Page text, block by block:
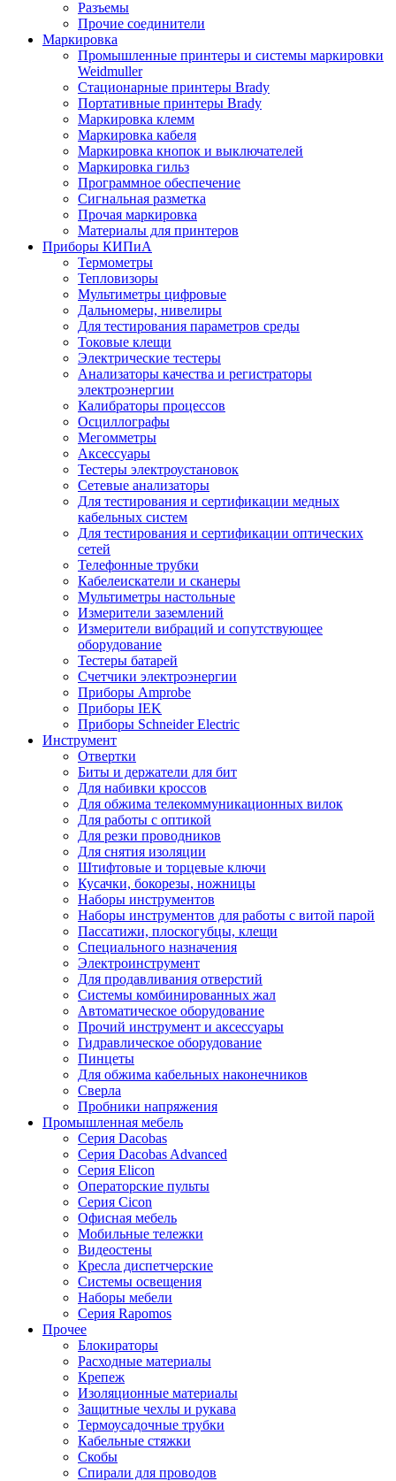
Разъемы
Прочие соединители
Маркировка
Промышленные принтеры и системы маркировки
Weidmuller
Стационарные принтеры Brady
Портативные принтеры Brady
Маркировка клемм
Маркировка кабеля
Маркировка кнопок и выключателей
Маркировка гильз
Программное обеспечение
Сигнальная разметка
Прочая маркировка
Материалы для принтеров
Приборы КИПиА
Термометры
Тепловизоры
Мультиметры цифровые
Дальномеры, нивелиры
Для тестирования параметров среды
Токовые клещи
Электрические тестеры
Анализаторы качества и регистраторы
электроэнергии
Калибраторы процессов
Осциллографы
Мегомметры
Аксессуары
Тестеры электроустановок
Сетевые анализаторы
Для тестирования и сертификации медных
кабельных систем
Для тестирования и сертификации оптических
сетей
Телефонные трубки
Кабелеискатели и сканеры
Мультиметры настольные
Измерители заземлений
Измерители вибраций и сопутствующее
оборудование
Тестеры батарей
Счетчики электроэнергии
Приборы Amprobe
Приборы IEK
Приборы Schneider Electric
Инструмент
Отвертки
Биты и держатели для бит
Для набивки кроссов
Для обжима телекоммуникационных вилок
Для работы с оптикой
Для резки проводников
Для снятия изоляции
Штифтовые и торцевые ключи
Кусачки, бокорезы, ножницы
Наборы инструментов
Наборы инструментов для работы с витой парой
Пассатижи, плоскогубцы, клещи
Специального назначения
Электроинструмент
Для продавливания отверстий
Системы комбинированных жал
Автоматическое оборудование
Прочий инструмент и аксессуары
Гидравлическое оборудование
Пинцеты
Для обжима кабельных наконечников
Сверла
Пробники напряжения
Промышленная мебель
Серия Dacobas
Серия Dacobas Advanced
Серия Elicon
Операторские пульты
Серия Cicon
Офисная мебель
Мобильные тележки
Видеостены
Кресла диспетчерские
Системы освещения
Наборы мебели
Серия Rapomos
Прочее
Блокираторы
Расходные материалы
Крепеж
Изоляционные материалы
Защитные чехлы и рукава
Термоусадочные трубки
Кабельные стяжки
Скобы
Спирали для проводов